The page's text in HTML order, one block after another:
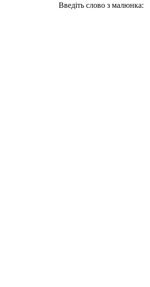
Введіть слово з малюнка: